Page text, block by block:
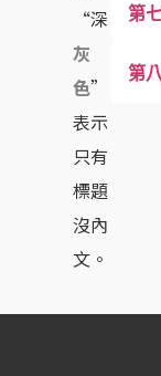
“深
灰
色”，
表示
只有
標題
沒內
文。
三
三
三
攝
小
臟
臟
臟
三
病
病
病
第
第